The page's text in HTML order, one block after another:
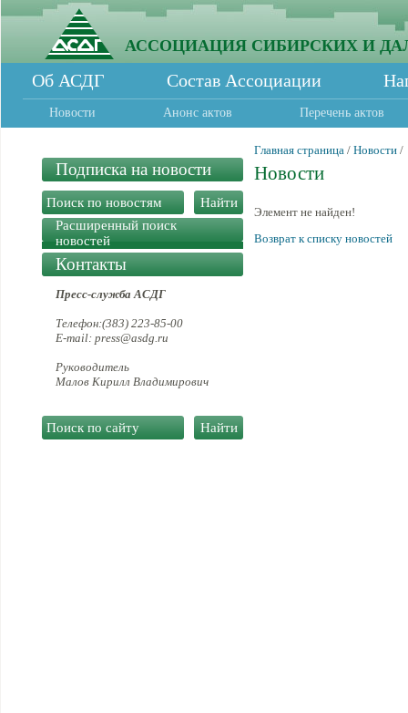
АССОЦИАЦИЯ СИБИРСКИХ И
Об АСДГ Состав Ассоциации
Новости Анонс актов Перечень актов
Подписка на новости
Расширенный поиск
новостей
Контакты
Пресс-служба АСДГ
Телефон:(383) 223-85-00
E-mail: press@asdg.ru
Руководитель
Малов Кирилл Владимирович
Главная страница / Новости /
Новости
Элемент не найден!
Возврат к списку новостей